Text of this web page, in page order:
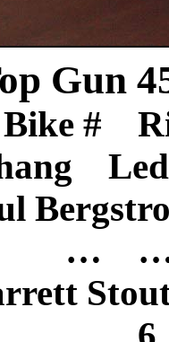
Gun
#
… …